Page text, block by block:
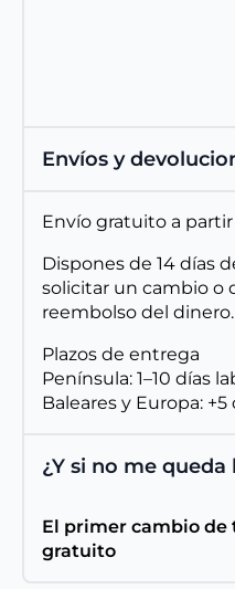
Envíos y
Envío gratuito a
Dispones de 14 días
solicitar un cambio o
reembolso del dinero.
Plazos de entrega
Península: 1–10 días
Baleares y Europa:
¿Y si no me queda
El primer cambio
gratuito